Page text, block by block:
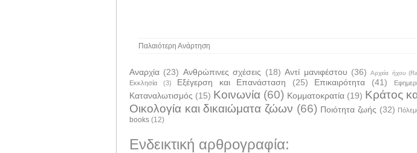
Παλαιότερη Ανάρτηση
Αναρχία (23) Ανθρώπινες σχέσεις (18) Αντί μανιφέστου (36) Αρχεία ήχου
Εκκλησία (3) Εξέγερση και Επανάσταση (25) Επικαιρότητα (41)
Καταναλωτισμός (15) Κοινωνία (60) Κομματοκρατία (19) Κράτος
Οικολογία και δικαιώματα ζώων (66) Ποιότητα ζωής (32)
books (12)
Ενδεικτική αρθρογραφία: